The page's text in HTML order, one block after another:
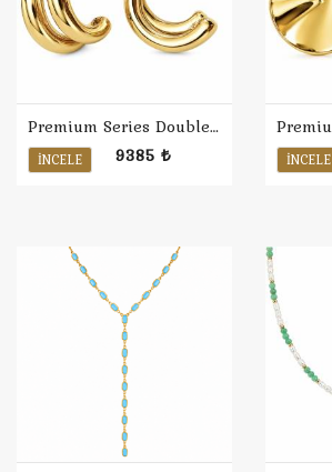
Premium Series Double Küpe
İNCELE 9385 ₺ İNCELE